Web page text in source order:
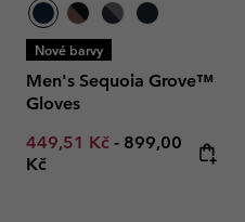
Nové barvy
Men's Sequoia Grove™
Gloves
Minimum sale price:
449,51 Kč - Maximum price:
899,00
Kč